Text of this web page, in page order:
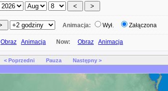
Animacja: Wył. Załączona
Obraz Animacja Now: Obraz Animacja
< Poprzedni Pauza Następny >